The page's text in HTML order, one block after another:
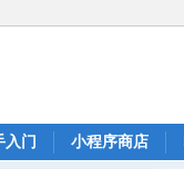
入门 小程序商店